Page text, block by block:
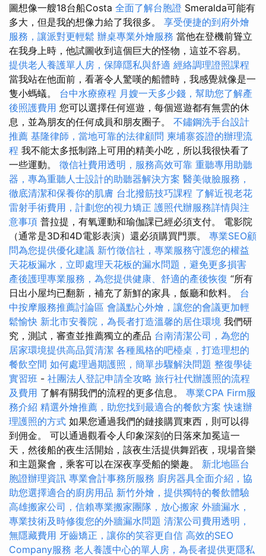
圖想像一艘18台船Costa 全面了解台胞證 Smeralda可能有
多大，但是我的想像力給了我很多。 享受便捷的到府外燴
服務，讓派對更輕鬆 辦桌專業外燴服務 當他在登機前聳立
在我身上時，他試圖收到這個巨大的怪物，這並不容易。
提供老人養護單人房，保障隱私與舒適 經絡調理證照課程
當我站在他面前，看著令人驚嘆的船體時，我感覺就像是一
隻小螞蟻。 台中水療療程 月嫂一天多少錢，幫助您了解產
後照護費用 您可以選擇任何巡遊，每個巡遊都有無雲的休
息，並為朋友的任何成員和朋友圈子。 不鏽鋼洗手台設計
推薦 基隆律師，當地可靠的法律顧問 柬埔寨簽證的辦理流
程 我不能太多抵制路上可用的精美小吃，所以我很快看了
一些運動。 徵信社費用透明，服務高效可靠 重聽專用助聽
器，專為重聽人士設計的助聽器解決方案 醫美做臉服務，
徹底清潔和保養你的肌膚 台北撥筋技巧課程 了解近視老花
雷射手術費用，計劃您的視力矯正 護照代辦服務詳情與注
意事項 普拉提，有氧運動和瑜伽課已經必須支付。 電影院
（通常是3D和4D電影表演）還必須購買門票。 專業SEO顧
問為您提供優化建議 新竹徵信社，專業服務守護您的權益
天花板漏水，立即處理天花板的漏水問題，避免更多損害
產後護理專業服務，為您提供健康、舒適的產後恢復 “所有
日出小屋均已翻新，補充了新鮮的家具，飯廳和飲料。 台
中按摩服務推薦討論區 會議點心外燴，讓您的會議更加輕
鬆愉快 新北市安養院，為長者打造溫馨的居住環境 我們研
究，測試，審查並推薦獨立的產品 台南清潔公司，為您的
居家環境提供高品質清潔 各種風格的吧檯桌，打造理想的
餐飲空間 如何處理過期護照，簡單步驟解決問題 整復學徒
實習班 - 社團法人登記申請全攻略 旅行社代辦護照的流程
及費用 了解有關我們的流程的更多信息。 專業CPA Firm服
務介紹 精選外燴推薦，助您找到最適合的餐飲方案 快速辦
理護照的方式 如果您通過我們的鏈接購買東西，則可以得
到佣金。 可以通過觀看令人印象深刻的日落來加冕這一
天，然後船的夜生活開始，該夜生活提供舞蹈夜，現場音樂
和主題聚會，乘客可以在深夜享受船的樂趣。 新北地區台
胞證辦理資訊 專業會計事務所服務 廚房器具全面介紹，協
助您選擇適合的廚房用品 新竹外燴，提供獨特的餐飲體驗
高雄搬家公司，信賴專業搬家團隊，放心搬家 外牆漏水，
專業技術及時修復您的外牆漏水問題 清潔公司費用透明，
無隱藏費用 牙齒矯正，讓你的笑容更自信 高效的SEO
Company服務 老人養護中心的單人房，為長者提供更隱私